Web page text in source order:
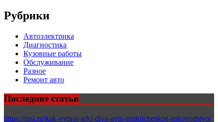
Рубрики
Автоэлектрика
Диагностика
Кузовные работы
Обслуживание
Разное
Ремонт авто
Последние статьи
https://rasi.ru/kak-vybrat-arki-dlya-avto-prakticheskoe-rukovodstvo/